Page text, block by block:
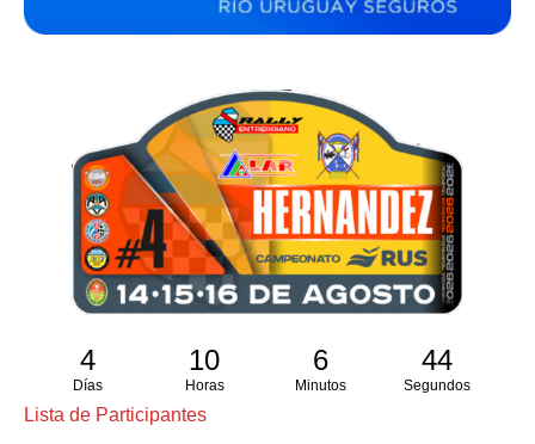
4
Días
10
Horas
6
Minutos
43
Segundos
Lista de Participantes